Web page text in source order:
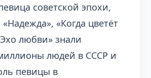
советской эпохи,
«Когда цветёт
любви» знали
людей в СССР и
певицы в